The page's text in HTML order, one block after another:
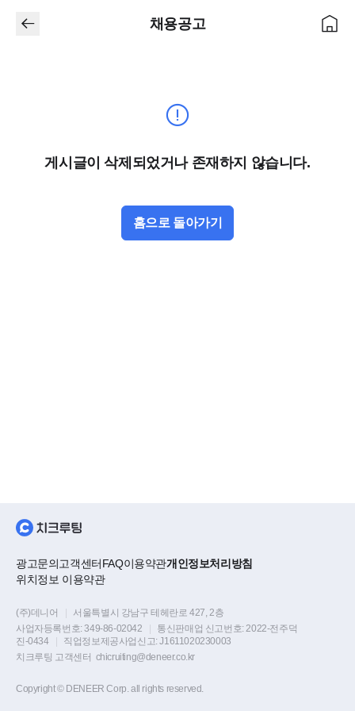
채용공고
게시글이 삭제되었거나 존재하지 않습니다.
홈으로 돌아가기
광고문의고객센터FAQ이용약관개인정보처리방침
위치정보 이용약관
(주)데니어
서울특별시 강남구 테헤란로 427, 2층
사업자등록번호:349-86-02042 통신판매업 신고번호:2022-전주덕
진-0434
직업정보제공사업신고:J1611020230003
치크루팅 고객센터 chicruiting@deneer.co.kr
Copyright © DENEER Corp. all rights reserved.